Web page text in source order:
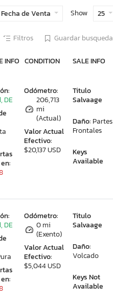
Fecha de Venta Show 25
Filtros Guardar busqueda
INFO CONDITION SALE INFO
Odómetro:
206,713
mi
(Actual)
Valor Actual
Efectivo:
$20,137 USD
Titulo
Salvaage
Daño: Partes
Frontales
Keys
Available
DE
Odómetro:
0 mi
(Exento)
Valor Actual
Efectivo:
$5,044 USD
Titulo
Salvaage
Daño:
Volcado
Keys Not
Available
DE